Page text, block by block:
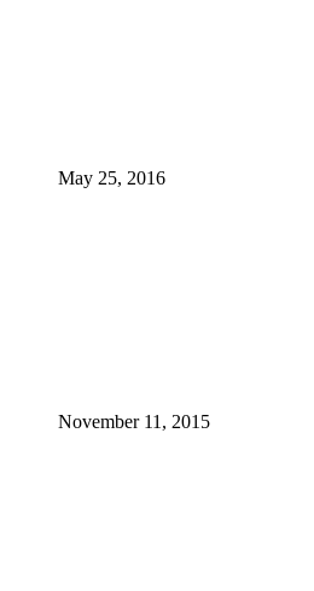
May 25, 2016
November 11, 2015